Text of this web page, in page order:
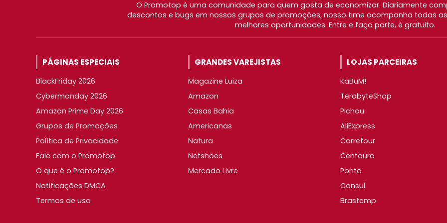
O Promotop é uma comunidade para quem gosta de economizar. Diariamente
descontos e bugs em nossos grupos de promoções, nosso time acompanha todas
melhores oportunidades. Entre e faça parte, é gratuito.
PÁGINAS ESPECIAIS
BlackFriday 2026
Cybermonday 2026
Amazon Prime Day 2026
Grupos de Promoções
Política de Privacidade
Fale com o Promotop
O que é o Promotop?
Notificações DMCA
Termos de uso
GRANDES VAREJISTAS
Magazine Luiza
Amazon
Casas Bahia
Americanas
Natura
Netshoes
Mercado Livre
LOJAS PARCEIRAS
KaBuM!
TerabyteShop
Pichau
AliExpress
Carrefour
Centauro
Ponto
Consul
Brastemp